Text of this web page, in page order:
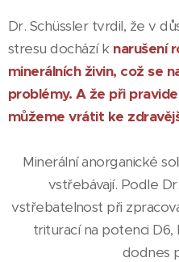
Dr. Schüssler tvrdil, že v
stresu dochází knarušení
minerálních živin, což se
problémy. A že při
můžeme vrátit ke
Minerální anorganické
vstřebávají. Podle
vstřebatelnost při
triturací na potenci
dodnes